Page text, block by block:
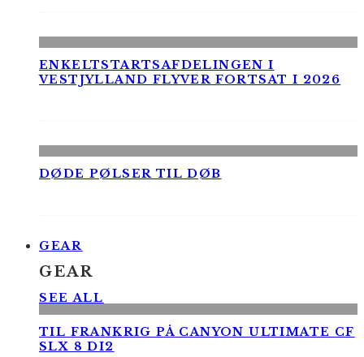
ENKELTSTARTSAFDELINGEN I
VESTJYLLAND FLYVER FORTSAT I 2026
DØDE PØLSER TIL DØB
GEAR
GEAR
SEE ALL
TIL FRANKRIG PÅ CANYON ULTIMATE CF
SLX 8 DI2